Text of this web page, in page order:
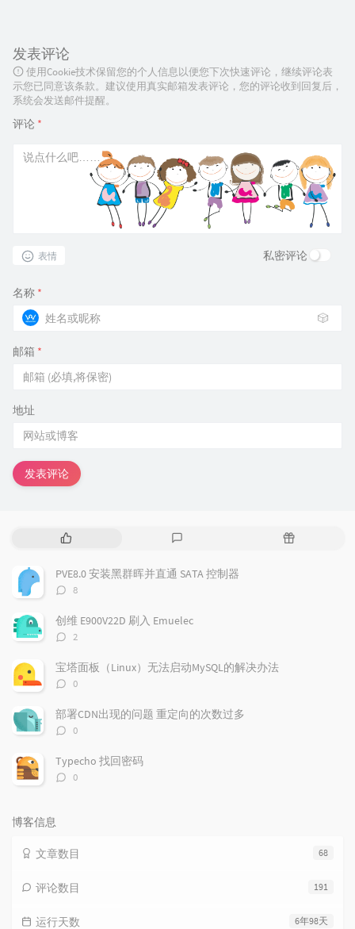
发表评论
使用Cookie技术保留您的个人信息以便您下次快速评论，继续评论表
示您已同意该条款。建议使用真实邮箱发表评论，您的评论收到回复后，
系统会发送邮件提醒。
评论 *
表情 私密评论
名称 *
🎲
邮箱 *
地址
发表评论
热
文
评
随
PVE8.0 安装黑群晖并直通 SATA 控制器
评
数：
8
创维 E900V22D 刷入 Emuelec
评
数：
2
宝塔面板（Linux）无法启动MySQL的解决办法
评
数：
0
部署CDN出现的问题 重定向的次数过多
评
数：
0
Typecho 找回密码
评
0
博客信息
68
文章数目
191
评论数目
6年98天
运行天数